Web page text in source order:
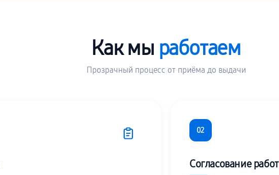
Как мы работаем
Прозрачный процесс от приёма до выдачи
02
Согласование работ